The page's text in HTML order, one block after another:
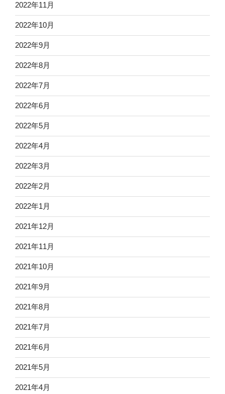
2022年11月
2022年10月
2022年9月
2022年8月
2022年7月
2022年6月
2022年5月
2022年4月
2022年3月
2022年2月
2022年1月
2021年12月
2021年11月
2021年10月
2021年9月
2021年8月
2021年7月
2021年6月
2021年5月
2021年4月